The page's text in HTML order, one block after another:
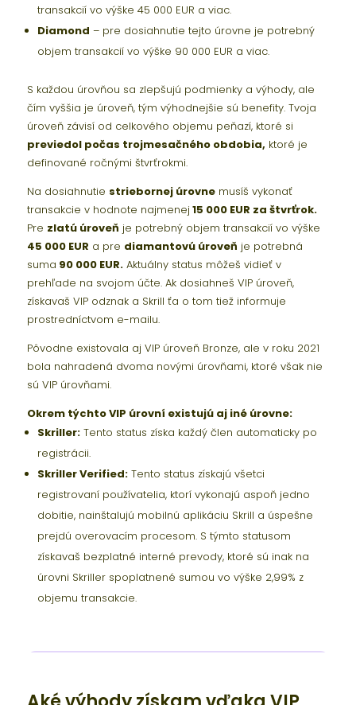
transakcií vo výške 45 000 EUR a viac.
Diamond – pre dosiahnutie tejto úrovne je potrebný
objem transakcií vo výške 90 000 EUR a viac.
S každou úrovňou sa zlepšujú podmienky a výhody, ale
čím vyššia je úroveň, tým výhodnejšie sú benefity. Tvoja
úroveň závisí od celkového objemu peňazí, ktoré si
previedol počas trojmesačného obdobia, ktoré je
definované ročnými štvrťrokmi.
Na dosiahnutie striebornej úrovnemusíš vykonať
transakcie v hodnote najmenej 15 000 EUR za štvrťrok.
Pre zlatú úroveň je potrebný objem transakcií vo výške
45 000 EUR a pre diamantovú úroveň je potrebná
suma 90 000 EUR.Aktuálny status môžeš vidieť v
prehľade na svojom účte. Ak dosiahneš VIP úroveň,
získavaš VIP odznak a Skrill ťa o tom tiež informuje
prostredníctvom e-mailu.
Pôvodne existovala aj VIP úroveň Bronze, ale v roku 2021
bola nahradená dvoma novými úrovňami, ktoré však nie
sú VIP úrovňami.
Okrem týchto VIP úrovní existujú aj iné úrovne:
Skriller:Tento status získa každý člen automaticky po
registrácii.
Skriller Verified:Tento status získajú všetci
registrovaní používatelia, ktorí vykonajú aspoň jedno
dobitie, nainštalujú mobilnú aplikáciu Skrill a úspešne
prejdú overovacím procesom. S týmto statusom
získavaš bezplatné interné prevody, ktoré sú inak na
úrovni Skriller spoplatnené sumou vo výške 2,99% z
objemu transakcie.